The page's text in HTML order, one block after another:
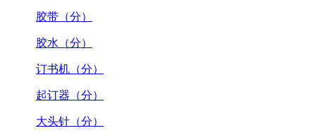
胶带（分）
胶水（分）
订书机（分）
起订器（分）
大头针（分）